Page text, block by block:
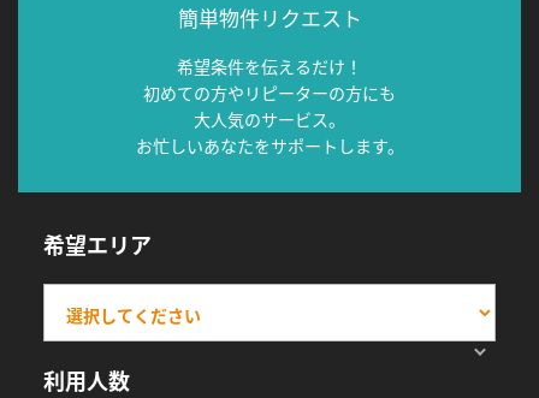
簡単物件リクエスト
希望条件を伝えるだけ！
初めての方やリピーターの方にも
大人気のサービス。
お忙しいあなたをサポートします。
希望エリア
利用人数